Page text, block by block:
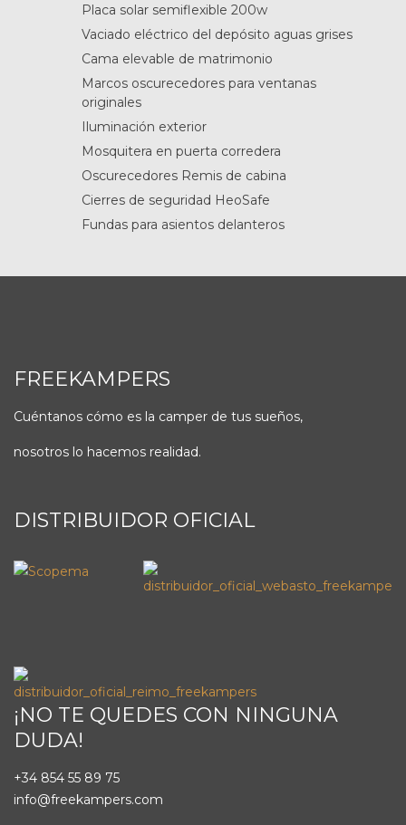
Placa solar semiflexible 200w
Vaciado eléctrico del depósito aguas grises
Cama elevable de matrimonio
Marcos oscurecedores para ventanas
originales
Iluminación exterior
Mosquitera en puerta corredera
Oscurecedores Remis de cabina
Cierres de seguridad HeoSafe
Fundas para asientos delanteros
FREEKAMPERS
Cuéntanos cómo es la camper de tus sueños,
nosotros lo hacemos realidad.
DISTRIBUIDOR OFICIAL
¡NO TE QUEDES CON NINGUNA
DUDA!
+34 854 55 89 75
info@freekampers.com